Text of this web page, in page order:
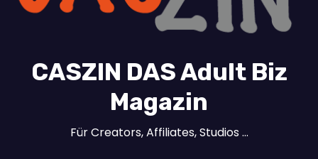
CASZIN DAS Adult Biz
Magazin
Für Creators, Affiliates, Studios …